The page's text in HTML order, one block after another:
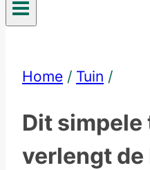
Home / Tuin /
Dit
verlengt